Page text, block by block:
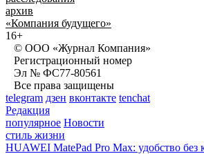
архив
«Компания будущего»
16+
© ООО «Журнал Компания»
Регистрационный номер
Эл № ФС77-80561
Все права защищены
telegram дзен вконтакте tenchat
Редакция
популярное Новости
стиль жизни
HUAWEI MatePad Pro Max: удобство без